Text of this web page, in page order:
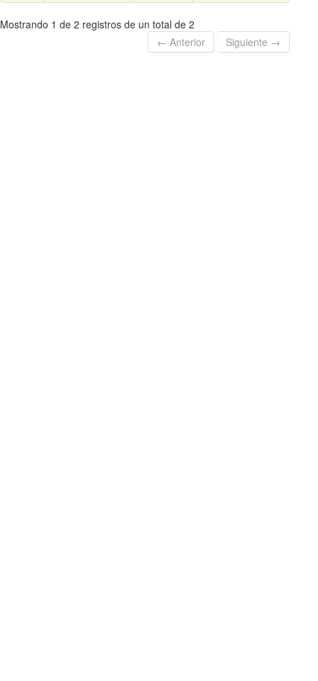
Mostrando 1 de 2 registros de un total de 2
← Anterior
Siguiente →